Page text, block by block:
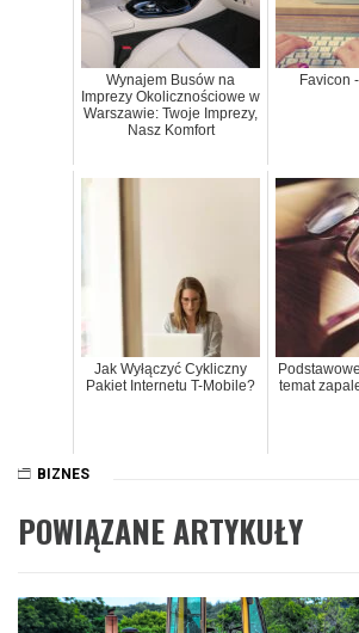
Wynajem Busów na
Imprezy Okolicznościowe w
Warszawie: Twoje Imprezy,
Nasz Komfort
Favicon
Jak Wyłączyć Cykliczny
Pakiet Internetu T-Mobile?
temat
BIZNES
POWIĄZANE ARTYKUŁY